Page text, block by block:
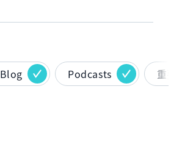
Blog Podcasts
重